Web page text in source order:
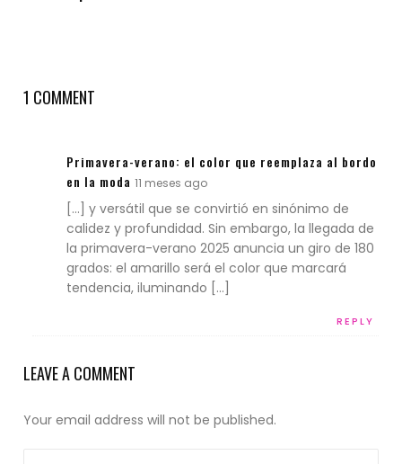
1 COMMENT
Primavera-verano: el color que reemplaza al bordo
en la moda 11 meses ago
REPLY
[…] y versátil que se convirtió en sinónimo de
calidez y profundidad. Sin embargo, la llegada de
la primavera-verano 2025 anuncia un giro de 180
grados: el amarillo será el color que marcará
tendencia, iluminando […]
LEAVE A COMMENT
Your email address will not be published.